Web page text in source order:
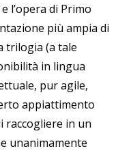
l’opera di Primo
più ampia di
trilogia (a tale
in lingua
pur agile,
appiattimento
raccogliere in un
unanimamente